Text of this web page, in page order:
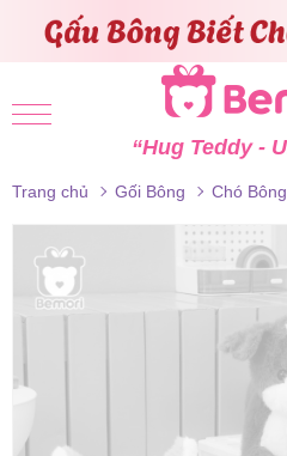
Skip to content
“Hug Teddy -
Trang chủ Gối Bông Chó